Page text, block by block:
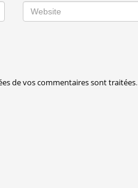
de vos commentaires sont traitées.